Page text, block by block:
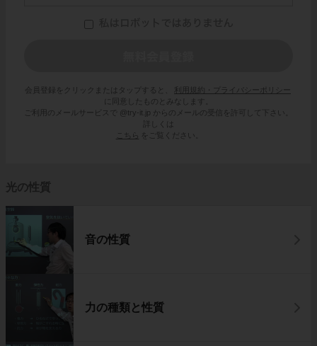
会員登録をクリックまたはタップすると、
利用規約・プライバシーポリシー
に同意したものとみなします。
ご利用のメールサービスで @try-it.jp からのメールの受信を許可して下さい。
詳しくは
こちら
をご覧ください。
光の性質
音の性質
力の種類と性質